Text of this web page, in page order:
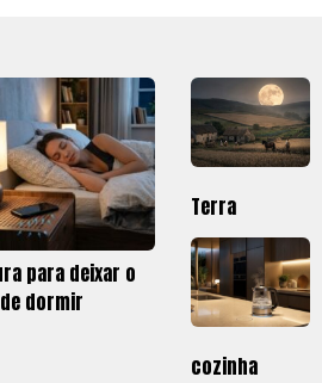
para deixar o
dormir
Terra
cozinha